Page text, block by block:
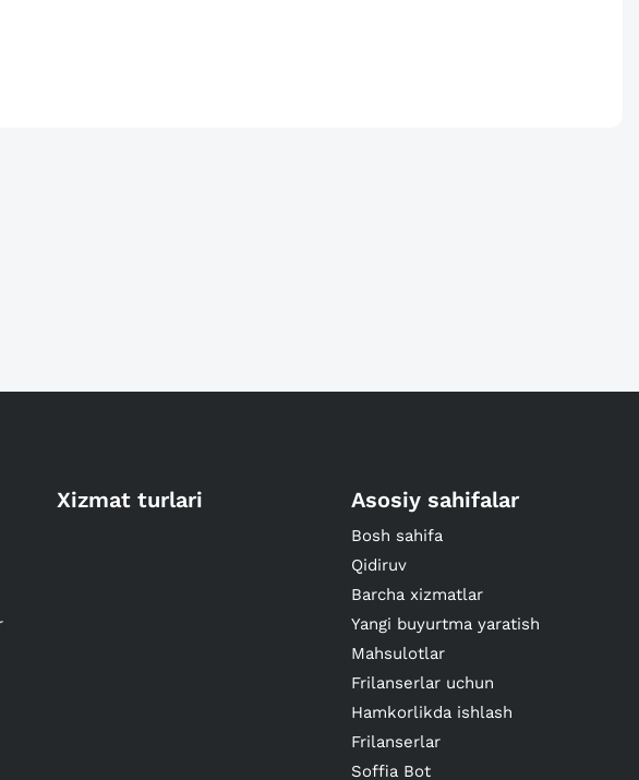
Xizmat turlari Asosiy sahifalar
Bosh sahifa
Qidiruv
Barcha xizmatlar
Yangi buyurtma yaratish
Mahsulotlar
Frilanserlar uchun
Hamkorlikda ishlash
Frilanserlar
Soffia Bot